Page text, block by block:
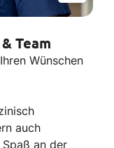
Team
Wünschen
auch
an der